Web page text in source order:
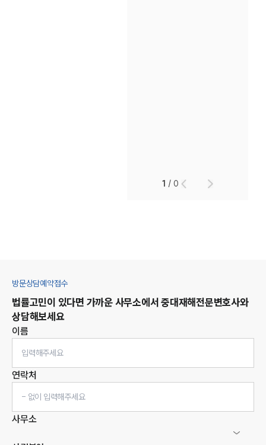
1 /0
방문상담예약접수
법률고민이 있다면 가까운 사무소에서중대재해전문변호사와
상담해보세요
이름
연락처
사무소